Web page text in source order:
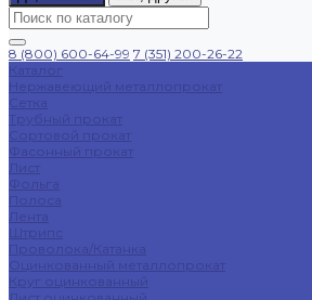
8 (800) 600-64-99 7 (351) 200-26-22
Каталог
Нержавеющий металлопрокат
Сетка
Трубный прокат
Сортовой прокат
Фасонный прокат
Лист
Фольга
Полоса
Лента
Штрипс
Проволока/Катанка
Оцинкованный металлопрокат
Круг оцинкованный